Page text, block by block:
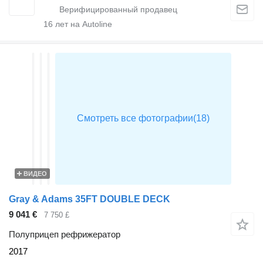
16 лет на Autoline
ВИДЕО
Gray & Adams 35FT DOUBLE DECK
9 041 €
7 750 £
Полуприцеп рефрижератор
2017